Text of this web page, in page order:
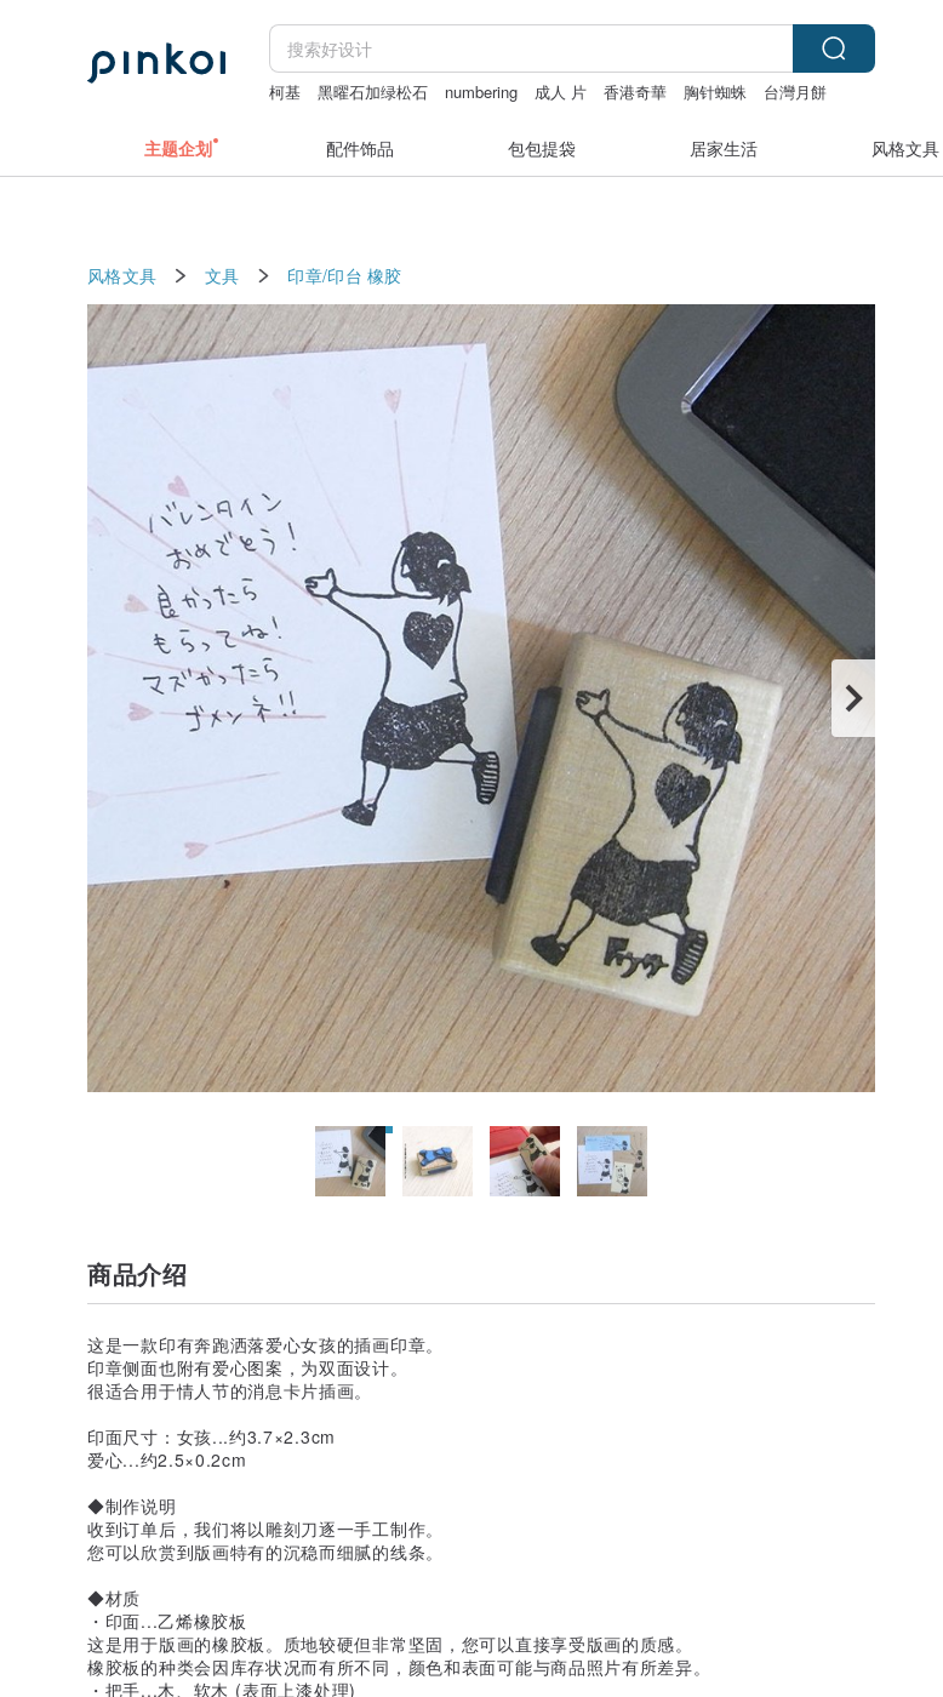
柯基 黑曜石加绿松石 numbering 成人 片 香港奇華 胸针蜘蛛
台灣月餅
主题企划 配件饰品 包包提袋 居家生活 风格文具
风格文具 文具 印章/印台 橡胶
商品介绍
这是一款印有奔跑洒落爱心女孩的插画印章。
印章侧面也附有爱心图案，为双面设计。
很适合用于情人节的消息卡片插画。
印面尺寸：女孩...约3.7×2.3cm
爱心...约2.5×0.2cm
◆制作说明
收到订单后，我们将以雕刻刀逐一手工制作。
您可以欣赏到版画特有的沉稳而细腻的线条。
◆材质
・印面...乙烯橡胶板
这是用于版画的橡胶板。质地较硬但非常坚固，您可以直接享受版画的质感。
橡胶板的种类会因库存状况而有所不同，颜色和表面可能与商品照片有所差异。
・把手...木、软木 (表面上漆处理)